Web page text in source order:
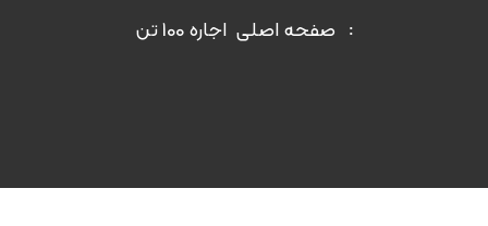
صفحه اصلیاجاره 100 تن